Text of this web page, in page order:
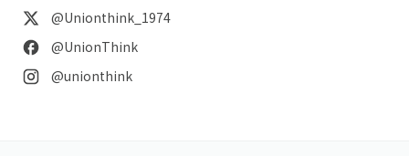
@Unionthink_1974
@UnionThink
@unionthink